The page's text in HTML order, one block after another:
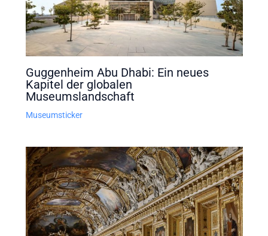
Guggenheim Abu Dhabi: Ein neues
Kapitel der globalen
Museumslandschaft
Museumsticker